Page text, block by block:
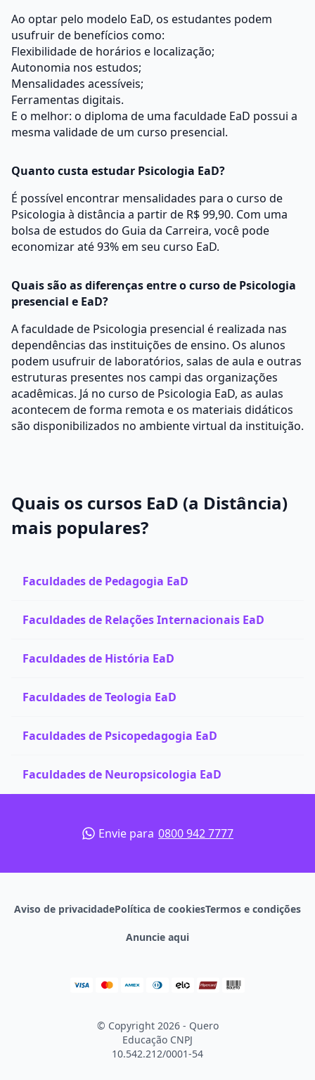
Ao optar pelo modelo EaD, os estudantes podem
usufruir de benefícios como:
Flexibilidade de horários e localização;
Autonomia nos estudos;
Mensalidades acessíveis;
Ferramentas digitais.
E o melhor: o diploma de uma faculdade EaD possui a
mesma validade de um curso presencial.
Quanto custa estudar Psicologia EaD?
É possível encontrar mensalidades para o curso de
Psicologia à distância a partir de R$ 99,90. Com uma
bolsa de estudos do Guia da Carreira, você pode
economizar até 93% em seu curso EaD.
Quais são as diferenças entre o curso de Psicologia
presencial e EaD?
A faculdade de Psicologia presencial é realizada nas
dependências das instituições de ensino. Os alunos
podem usufruir de laboratórios, salas de aula e outras
estruturas presentes nos campi das organizações
acadêmicas. Já no curso de Psicologia EaD, as aulas
acontecem de forma remota e os materiais didáticos
são disponibilizados no ambiente virtual da instituição.
Quais os cursos EaD (a Distância)
mais populares?
Faculdades de Pedagogia EaD
Faculdades de Relações Internacionais EaD
Faculdades de História EaD
Faculdades de Teologia EaD
Faculdades de Psicopedagogia EaD
Faculdades de Neuropsicologia EaD
Envie para 0800 942 7777
Aviso de privacidadePolítica de cookiesTermos e condições
Anuncie aqui
© Copyright 2026 - Quero
Educação CNPJ
10.542.212/0001-54